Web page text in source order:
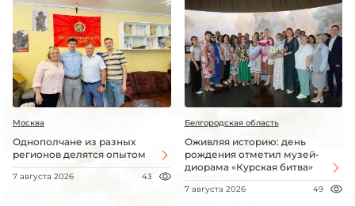
Москва
Однополчане из разных
регионов делятся опытом
7 августа 2026 43
Белгородская область
Оживляя историю: день
рождения отметил музей-
диорама «Курская битва»
7 августа 2026 49